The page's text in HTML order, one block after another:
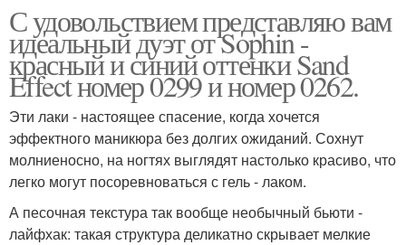
С удовольствием представляю вам
идеальный дуэт от Sophin -
красный и синий оттенки Sand
Effect номер 0299 и номер 0262.
Эти лаки - настоящее спасение, когда хочется
эффектного маникюра без долгих ожиданий. Сохнут
молниеносно, на ногтях выглядят настолько красиво, что
легко могут посоревноваться с гель - лаком.
А песочная текстура так вообще необычный бьюти -
лайфхак: такая структура деликатно скрывает мелкие